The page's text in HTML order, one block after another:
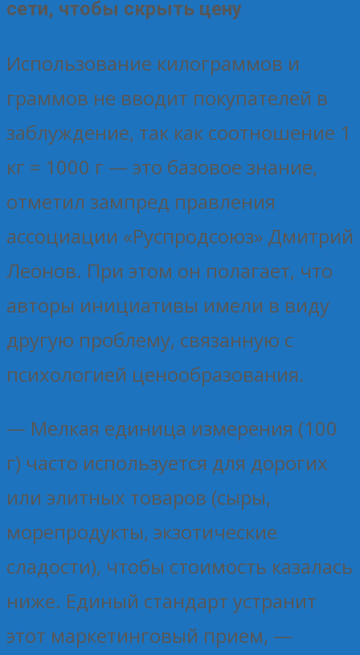
сети, чтобы скрыть цену
Использование килограммов и
граммов не вводит покупателей в
заблуждение, так как соотношение 1
кг = 1000 г — это базовое знание,
отметил зампред правления
ассоциации «Руспродсоюз» Дмитрий
Леонов. При этом он полагает, что
авторы инициативы имели в виду
другую проблему, связанную с
психологией ценообразования.
— Мелкая единица измерения (100
г) часто используется для дорогих
или элитных товаров (сыры,
морепродукты, экзотические
сладости), чтобы стоимость казалась
ниже. Единый стандарт устранит
этот маркетинговый прием, —